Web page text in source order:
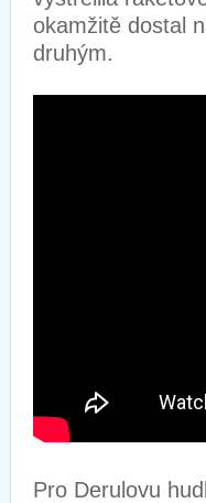
okamžitě dostal
druhým.
Pro Derulovu